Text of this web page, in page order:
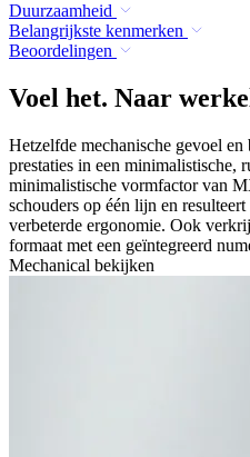
Duurzaamheid
Belangrijkste kenmerken
Beoordelingen
Voel het. Naar
Hetzelfde mechanische gevoel
prestaties in een minimalistische,
minimalistische vormfactor van
schouders op één lijn en
verbeterde ergonomie. Ook
formaat met een geïntegreerd
Mechanical bekijken